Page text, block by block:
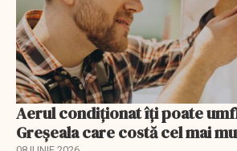
Aerul condiționat îți poate
Greșeala care costă cel mai